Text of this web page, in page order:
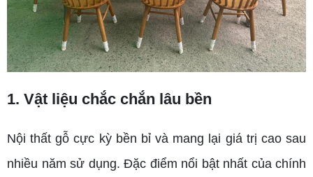
1. Vật liệu chắc chắn lâu bền
Nội thất gỗ cực kỳ bền bỉ và mang lại giá trị cao sau
nhiều năm sử dụng. Đặc điểm nổi bật nhất của chính